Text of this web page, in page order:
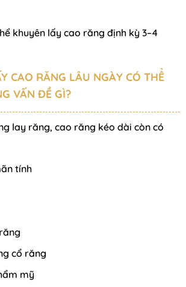
khuyên lấy cao răng định kỳ 3–4
CAO RĂNG LÂU NGÀY CÓ THỂ
VẤN ĐỀ GÌ?
lay răng, cao răng kéo dài còn có
tính
cổ răng
mỹ